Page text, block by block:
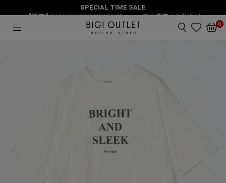
SPECIAL TIME SALE
【重要】BIGI ONLINE STORE リニューアル予定のお知らせ
0
トップス 【大きいサイズ】コットン天竺Tシャツ